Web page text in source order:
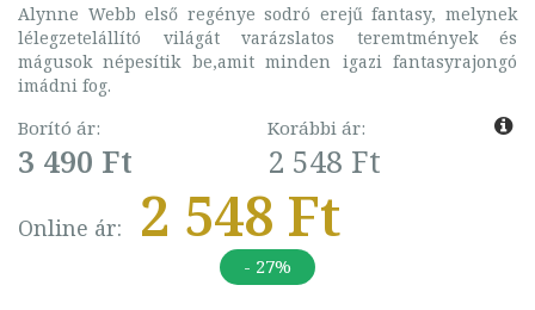
Alynne Webb első regénye sodró erejű fantasy, melynek
lélegzetelállító világát varázslatos teremtmények és
mágusok népesítik be,amit minden igazi fantasyrajongó
imádni fog.
Borító ár:
3 490 Ft
Korábbi ár:
2 548 Ft
Online ár: 2 548 Ft
- 27%